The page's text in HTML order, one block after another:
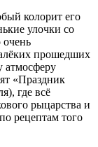
колорит его
улочки со
прошедших
атмосферу
«Праздник
где всё
рыцарства и
рецептам того